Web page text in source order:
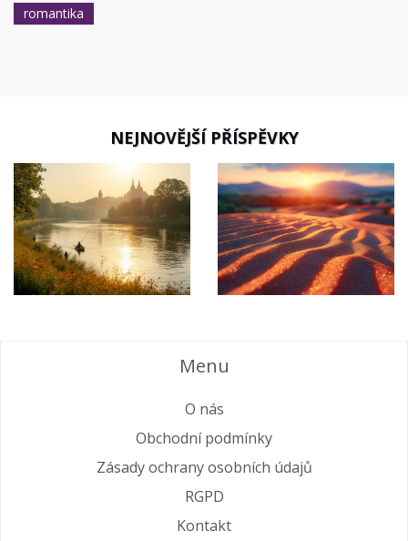
romantika
NEJNOVĚJŠÍ PŘÍSPĚVKY
Menu
O nás
Obchodní podmínky
Zásady ochrany osobních údajů
RGPD
Kontakt